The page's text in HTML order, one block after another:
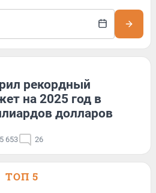
рекордный
на 2025 год в
долларов
5 653 26
ТОП 5